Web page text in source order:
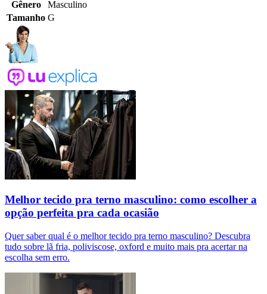
Gênero
Masculino
Tamanho G
Melhor tecido pra terno masculino: como escolher a
opção perfeita pra cada ocasião
Quer saber qual é o melhor tecido pra terno masculino? Descubra
tudo sobre lã fria, poliviscose, oxford e muito mais pra acertar na
escolha sem erro.